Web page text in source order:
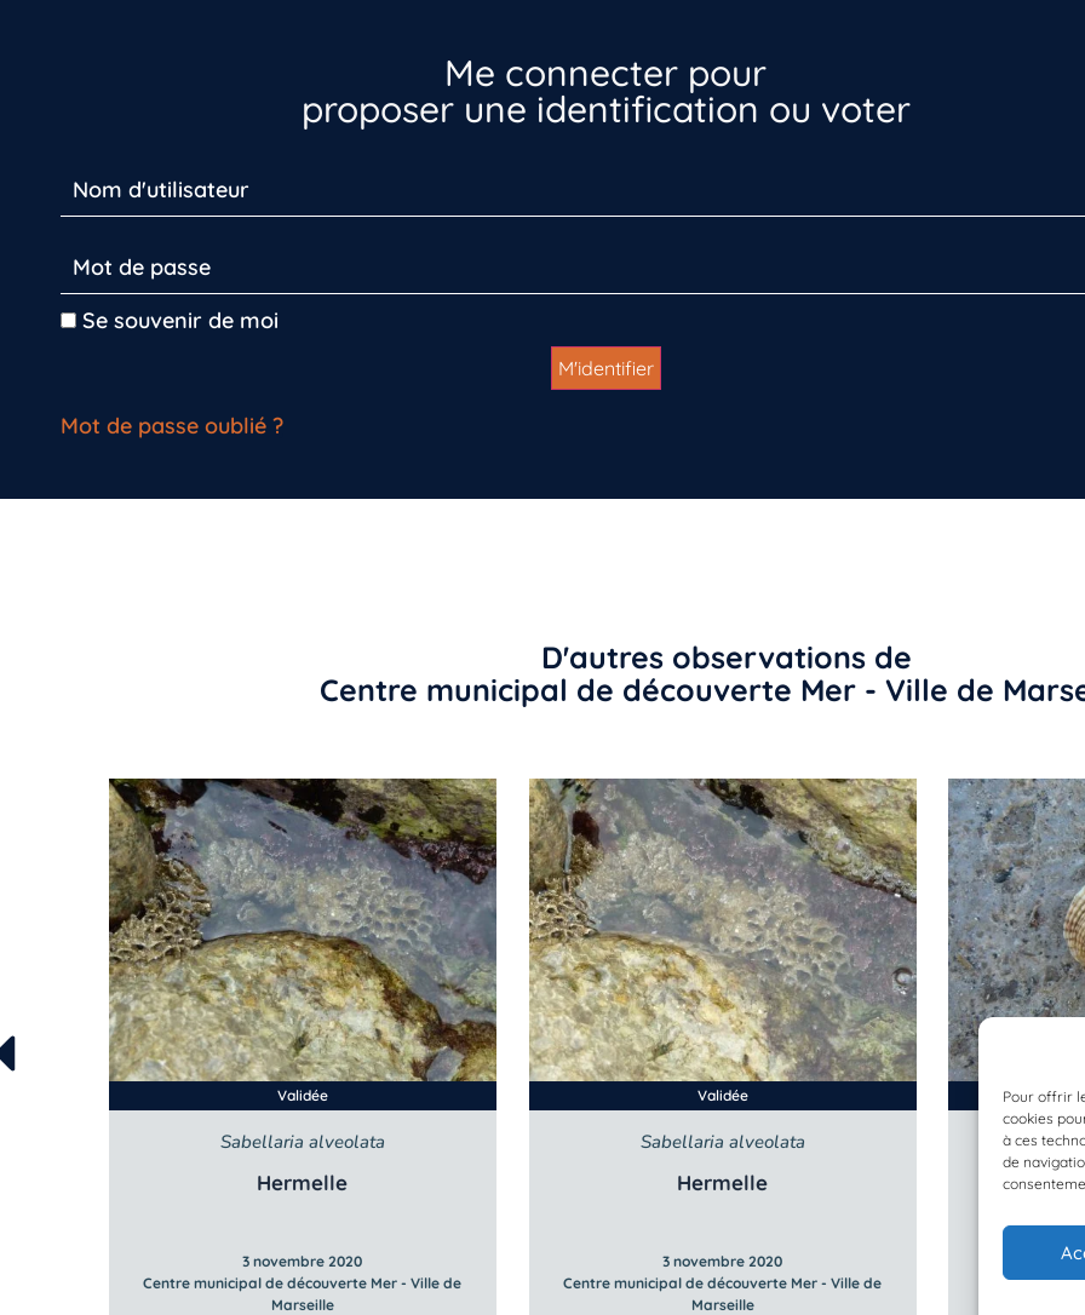
Pour offrir
cookies
à ces
de
Me connecter pour
proposer une identification ou voter
Se souvenir de moi
Mot de passe oublié ?
D'autres observations de
Centre municipal de découverte Mer - Ville de
Validée
Sabellaria alveolata
Hermelle
3 novembre 2020
Centre municipal de découverte Mer - Ville de
Marseille
Validée
Sabellaria alveolata
Hermelle
3 novembre 2020
Centre municipal de découverte Mer - Ville de
Marseille
Centre